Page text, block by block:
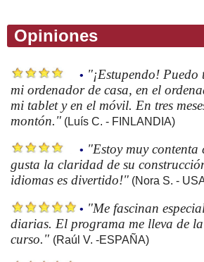
Opiniones
• "¡Estupendo! Puedo
mi ordenador de casa, en el
mi tablet y en el móvil. En tres
montón." (Luís C. - FINLANDIA)
• "Estoy muy contenta
gusta la claridad de su
idiomas es divertido!" (Nora S. -
• "Me fascinan
diarias. El programa me lleva de
curso." (Raúl V. -ESPAÑA)